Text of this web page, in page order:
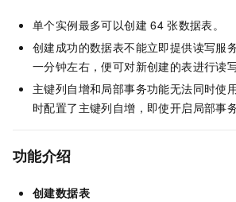
单个实例最多可以创建 64 张数据表。
创建成功的数据表不能立即提供读写服
一分钟左右，便可对新创建的表进行读写
主键列自增和局部事务功能无法同时使
时配置了主键列自增，即使开启局部事
功能介绍
创建数据表